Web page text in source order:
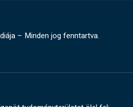
– Minden jog fenntartva.